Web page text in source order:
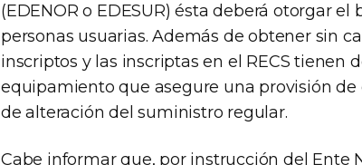
(EDENOR o EDESUR) ésta deberá otorgar
personas usuarias. Además de obtener sin
inscriptos y las inscriptas en el RECS tienen
equipamiento que asegure una provisión
de alteración del suministro regular.
Cabe informar que, por instrucción del Ente